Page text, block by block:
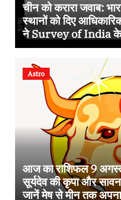
चीन को करारा जवाब:
स्थानों को दिए
ने Survey of India के
Astro
आज का राशिफल 9
सूर्यदेव की कृपा और
जानें मेष से मीन तक अपना